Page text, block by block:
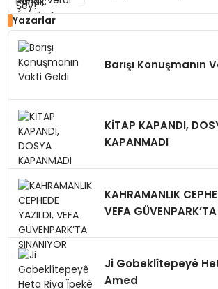
Yazarlar
Barışı Konuşmanın
KİTAP KAPANDI,
KAPANMADI
KAHRAMANLIK
VEFA
Ji Gobeklîtepeyê
Amed